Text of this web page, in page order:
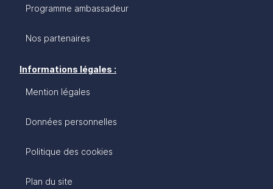
Programme ambassadeur
Nos partenaires
Informations légales :
Mention légales
Données personnelles
Politique des cookies
Plan du site